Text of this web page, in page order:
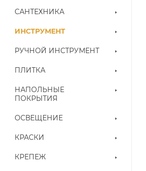
САНТЕХНИКА
ИНСТРУМЕНТ
РУЧНОЙ ИНСТРУМЕНТ
ПЛИТКА
НАПОЛЬНЫЕ
ПОКРЫТИЯ
ОСВЕЩЕНИЕ
КРАСКИ
КРЕПЕЖ